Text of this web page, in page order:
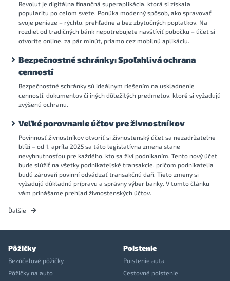
Revolut je digitálna finančná superaplikácia, ktorá si získala
popularitu po celom svete. Ponúka moderný spôsob, ako spravovať
svoje peniaze – rýchlo, prehľadne a bez zbytočných poplatkov. Na
rozdiel od tradičných bánk nepotrebujete navštíviť pobočku – účet si
otvoríte online, za pár minút, priamo cez mobilnú aplikáciu.
Bezpečnostné schránky: Spoľahlivá ochrana
cenností
Bezpečnostné schránky sú ideálnym riešením na uskladnenie
cenností, dokumentov či iných dôležitých predmetov, ktoré si vyžadujú
zvýšenú ochranu.
Veľké porovnanie účtov pre živnostníkov
Povinnosť živnostníkov otvoriť si živnostenský účet sa nezadržateľne
blíži – od 1. apríla 2025 sa táto legislatívna zmena stane
nevyhnutnosťou pre každého, kto sa živí podnikaním. Tento nový účet
bude slúžiť na všetky podnikateľské transakcie, pričom podnikatelia
budú zároveň povinní odvádzať transakčnú daň. Tieto zmeny si
vyžadujú dôkladnú prípravu a správny výber banky. V tomto článku
vám prinášame prehľad živnostenských účtov.
Ďalšie
Pôžičky
Bezúčelové pôžičky
Pôžičky na auto
Poistenie
Poistenie auta
Cestovné poistenie